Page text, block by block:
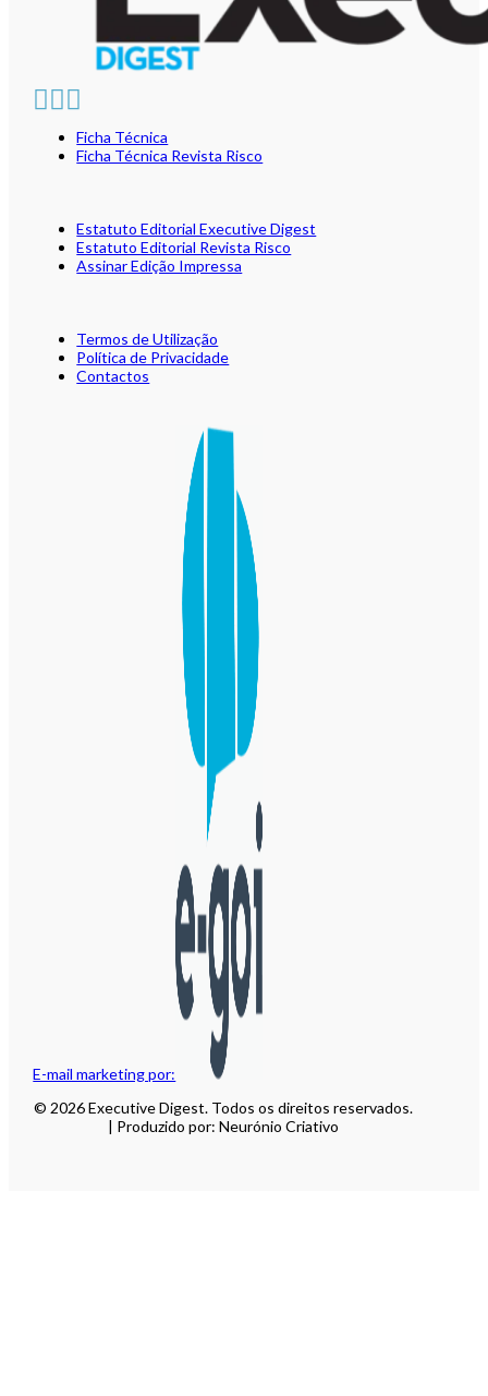
E-mail marketing por:
Ficha Técnica
Ficha Técnica Revista Risco
Estatuto Editorial Executive Digest
Estatuto Editorial Revista Risco
Assinar Edição Impressa
Termos de Utilização
Política de Privacidade
Contactos
© 2026 Executive Digest. Todos os direitos reservados.
| Produzido por: Neurónio Criativo